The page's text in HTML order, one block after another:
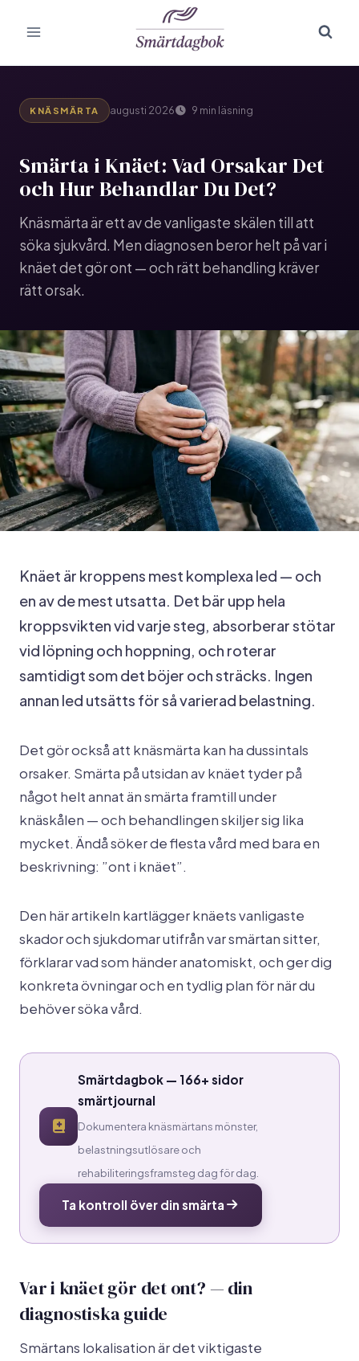
KNÄSMÄRTA augusti 2026 9 min läsning
Smärta i Knäet: Vad Orsakar Det
och Hur Behandlar Du Det?
Knäsmärta är ett av de vanligaste skälen till att
söka sjukvård. Men diagnosen beror helt på var i
knäet det gör ont — och rätt behandling kräver
rätt orsak.
Knäet är kroppens mest komplexa led — och
en av de mest utsatta. Det bär upp hela
kroppsvikten vid varje steg, absorberar stötar
vid löpning och hoppning, och roterar
samtidigt som det böjer och sträcks. Ingen
annan led utsätts för så varierad belastning.
Det gör också att knäsmärta kan ha dussintals
orsaker. Smärta på utsidan av knäet tyder på
något helt annat än smärta framtill under
knäskålen — och behandlingen skiljer sig lika
mycket. Ändå söker de flesta vård med bara en
beskrivning: ”ont i knäet”.
Den här artikeln kartlägger knäets vanligaste
skador och sjukdomar utifrån var smärtan sitter,
förklarar vad som händer anatomiskt, och ger dig
konkreta övningar och en tydlig plan för när du
behöver söka vård.
Smärtdagbok — 166+ sidor
smärtjournal
Dokumentera knäsmärtans mönster,
belastningsutlösare och
rehabiliteringsframsteg dag för dag.
Ta kontroll över din smärta
Var i knäet gör det ont? — din
diagnostiska guide
Smärtans lokalisation är det viktigaste